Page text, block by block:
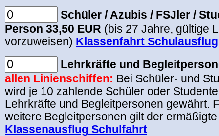
Schüler / Azubis / FSJler /
Person 33,50 EUR (bis 27 Jahre, gültige
vorzuweisen) Klassenfahrt Schulausflug
Lehrkräfte und
allen Linienschiffen: Bei Schüler- und
wird je 10 zahlende Schüler oder
Lehrkräfte und Begleitpersonen gewährt.
weitere Begleitpersonen gilt der
Klassenausflug Schulfahrt